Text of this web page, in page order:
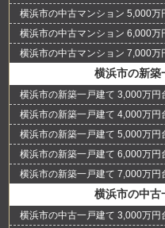
横浜市の中古マンション 5,000万
横浜市の中古マンション 6,000万
横浜市の中古マンション 7,000万
横浜市の新築
横浜市の新築一戸建て 3,000万円
横浜市の新築一戸建て 4,000万円
横浜市の新築一戸建て 5,000万円
横浜市の新築一戸建て 6,000万円
横浜市の新築一戸建て 7,000万円
横浜市の中古
横浜市の中古一戸建て 3,000万円